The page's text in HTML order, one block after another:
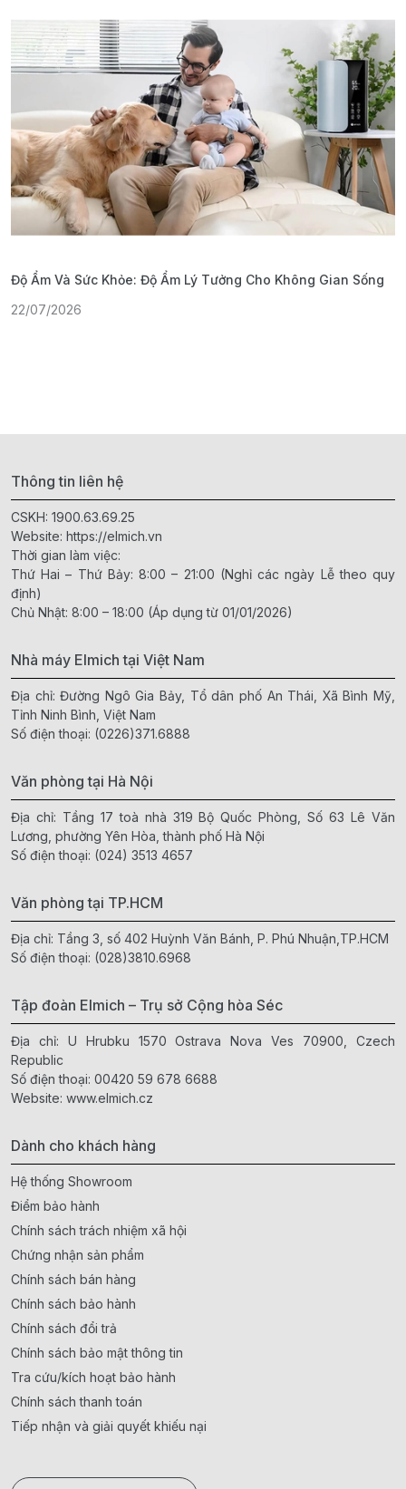
Độ Ẩm Và Sức Khỏe: Độ Ẩm Lý Tưởng Cho Không Gian Sống
22/07/2026
Thông tin liên hệ
CSKH: 1900.63.69.25
Website: https://elmich.vn
Thời gian làm việc:
Thứ Hai – Thứ Bảy: 8:00 – 21:00 (Nghỉ các ngày Lễ theo quy
định)
Chủ Nhật: 8:00 – 18:00 (Áp dụng từ 01/01/2026)
Nhà máy Elmich tại Việt Nam
Địa chỉ: Đường Ngô Gia Bảy, Tổ dân phố An Thái, Xã Bình Mỹ,
Tỉnh Ninh Bình, Việt Nam
Số điện thoại: (0226)371.6888
Văn phòng tại Hà Nội
Địa chỉ: Tầng 17 toà nhà 319 Bộ Quốc Phòng, Số 63 Lê Văn
Lương, phường Yên Hòa, thành phố Hà Nội
Số điện thoại: (024) 3513 4657
Văn phòng tại TP.HCM
Địa chỉ: Tầng 3, số 402 Huỳnh Văn Bánh, P. Phú Nhuận,TP.HCM
Số điện thoại: (028)3810.6968
Tập đoàn Elmich – Trụ sở Cộng hòa Séc
Địa chỉ: U Hrubku 1570 Ostrava Nova Ves 70900, Czech
Republic
Số điện thoại: 00420 59 678 6688
Website: www.elmich.cz
Dành cho khách hàng
Hệ thống Showroom
Điểm bảo hành
Chính sách trách nhiệm xã hội
Chứng nhận sản phẩm
Chính sách bán hàng
Chính sách bảo hành
Chính sách đổi trả
Chính sách bảo mật thông tin
Tra cứu/kích hoạt bảo hành
Chính sách thanh toán
Tiếp nhận và giải quyết khiếu nại